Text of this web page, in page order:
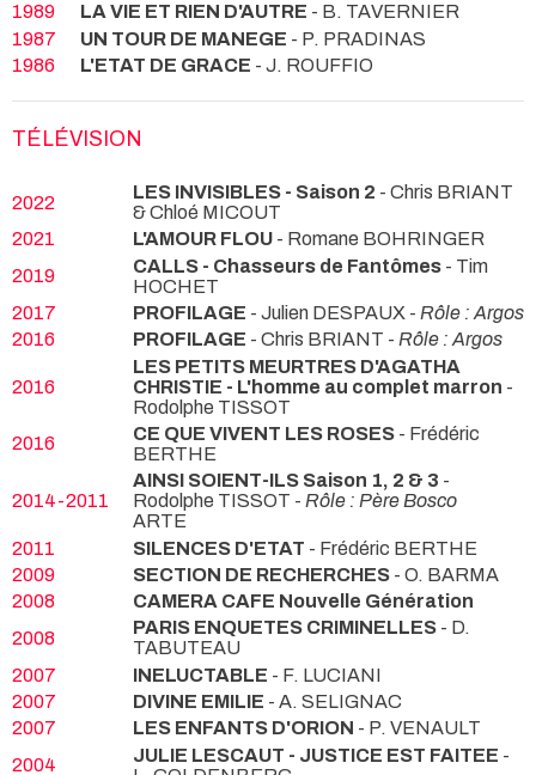
1989
LA VIE ET RIEN D'AUTRE - B. TAVERNIER
1987
UN TOUR DE MANEGE - P. PRADINAS
1986
L'ETAT DE GRACE - J. ROUFFIO
TÉLÉVISION
2022 LES INVISIBLES - Saison 2 - Chris BRIANT
& Chloé MICOUT
2021
L'AMOUR FLOU - Romane BOHRINGER
2019
CALLS - Chasseurs de Fantômes - Tim
HOCHET
2017
PROFILAGE - Julien DESPAUX - Rôle : Argos
2016
PROFILAGE - Chris BRIANT - Rôle : Argos
2016
LES PETITS MEURTRES D'AGATHA
CHRISTIE - L'homme au complet marron -
Rodolphe TISSOT
2016
CE QUE VIVENT LES ROSES - Frédéric
BERTHE
2014-2011
AINSI SOIENT-ILS Saison 1, 2 & 3 -
Rodolphe TISSOT - Rôle : Père Bosco
ARTE
2011
SILENCES D'ETAT - Frédéric BERTHE
2009
SECTION DE RECHERCHES - O. BARMA
2008
CAMERA CAFE Nouvelle Génération
2008
PARIS ENQUETES CRIMINELLES - D.
TABUTEAU
2007
INELUCTABLE - F. LUCIANI
2007
DIVINE EMILIE - A. SELIGNAC
2007
LES ENFANTS D'ORION - P. VENAULT
2004
JULIE LESCAUT - JUSTICE EST FAITEE -